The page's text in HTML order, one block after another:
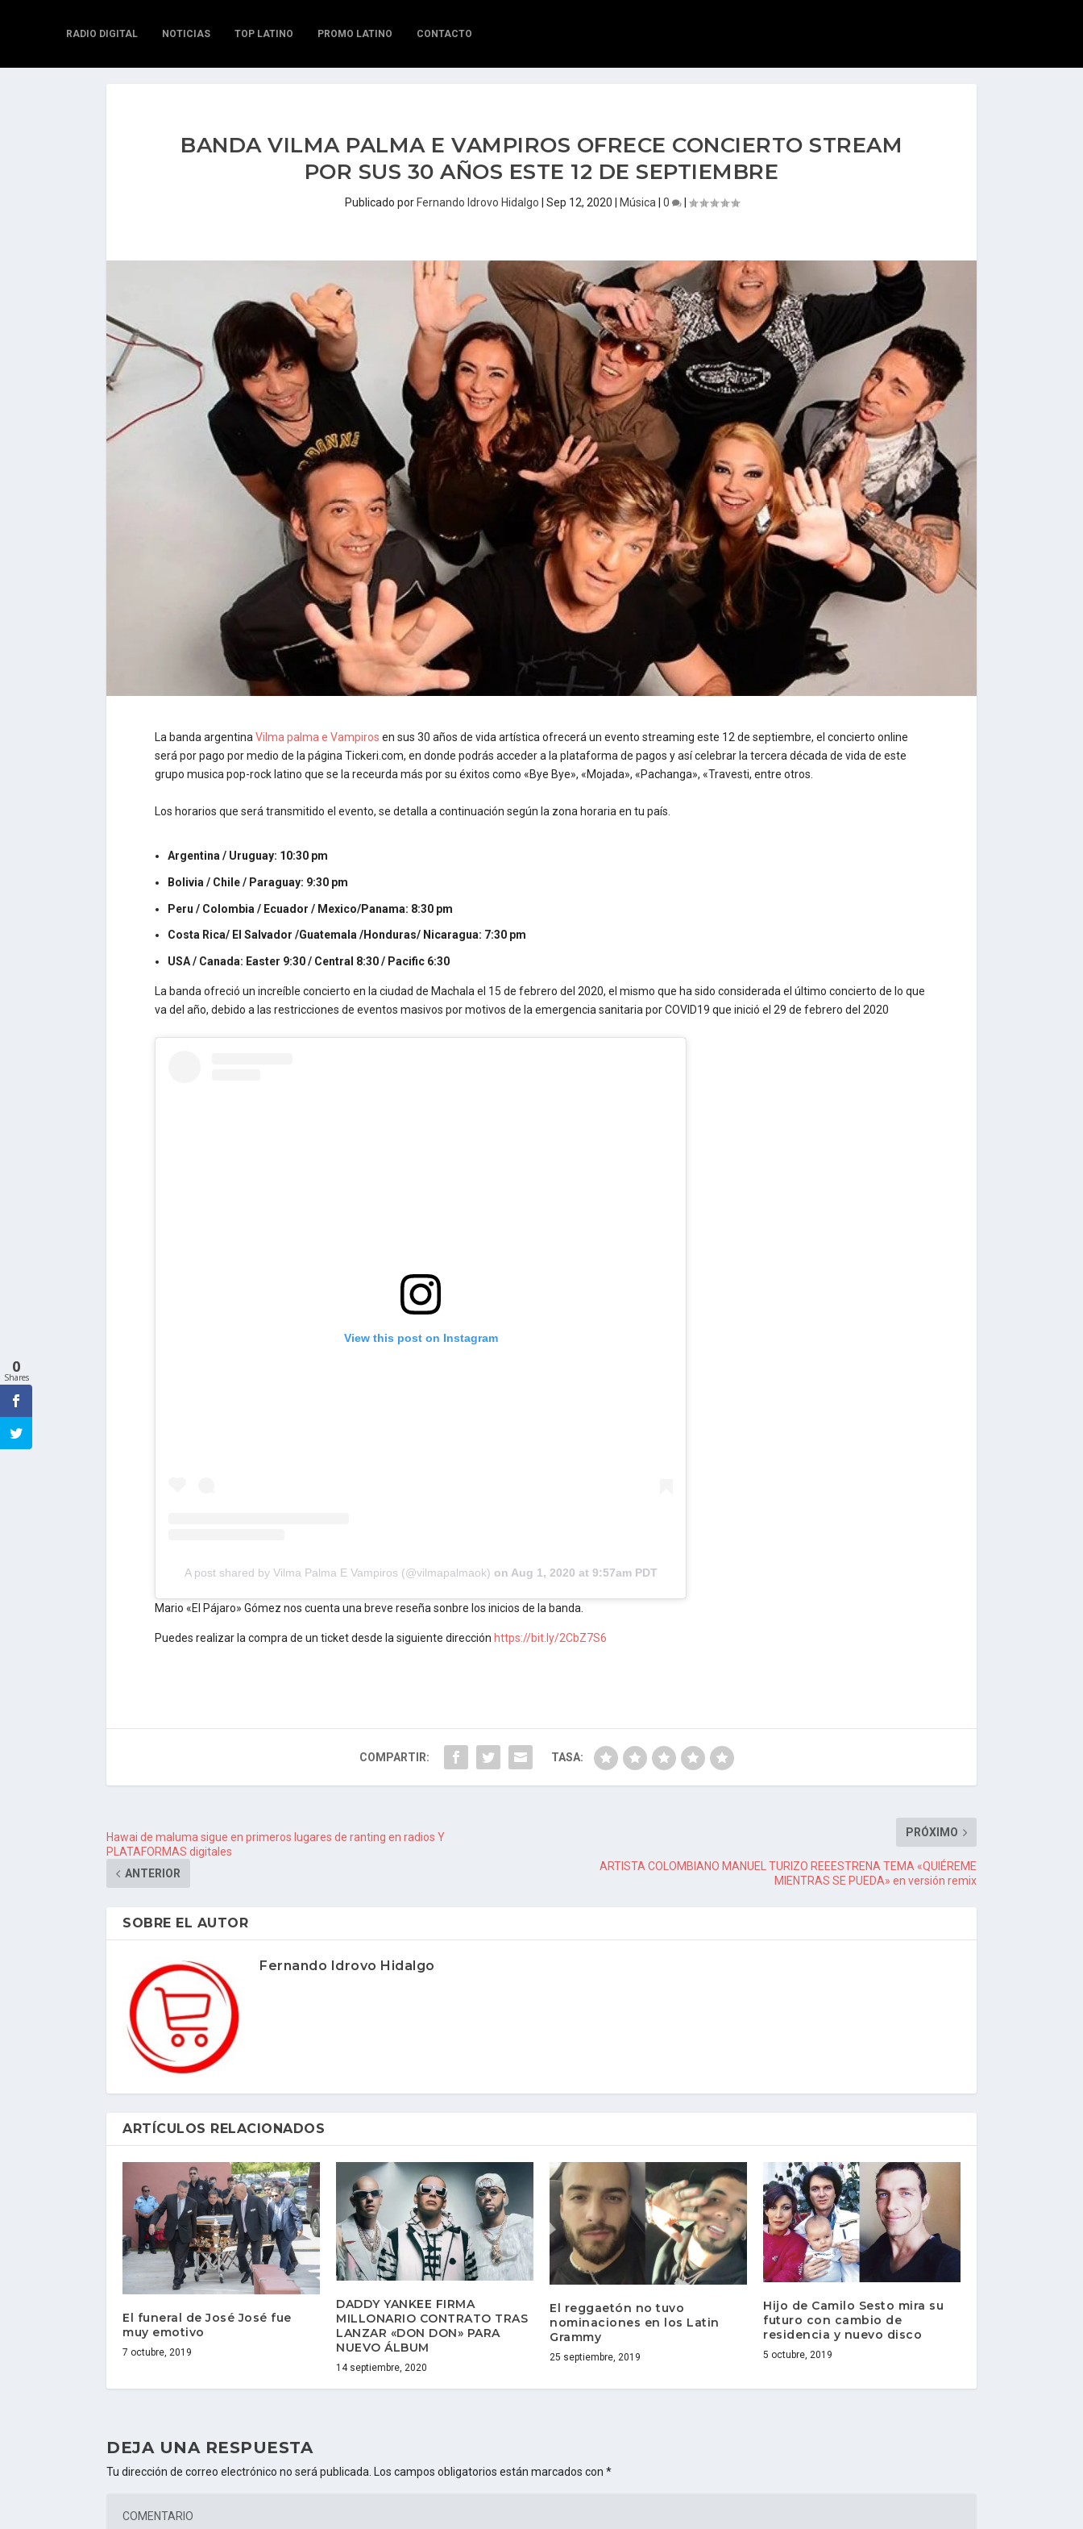
RADIO DIGITAL NOTICIAS TOP LATINO PROMO LATINO CONTACTO
BANDA VILMA PALMA E VAMPIROS OFRECE CONCIERTO STREAM
POR SUS 30 AÑOS ESTE 12 DE SEPTIEMBRE
Publicado por Fernando Idrovo Hidalgo Sep 12, 2020 Música| 0 |
La banda argentinaVilma palma e Vampiros en sus 30 años de vida artística ofrecerá un evento streaming este 12 de septiembre, el concierto online
será por pago por medio de la página Tickeri.com, en donde podrás acceder a la plataforma de pagos y así celebrar la tercera década de vida de este
grupo musica pop-rock latino que se la receurda más por su éxitos como «Bye Bye», «Mojada», «Pachanga», «Travesti, entre otros.
Los horarios que será transmitido el evento, se detalla a continuación según la zona horaria en tu país.
Argentina / Uruguay: 10:30 pm
Bolivia / Chile / Paraguay: 9:30 pm
Peru / Colombia / Ecuador / Mexico/Panama: 8:30 pm
Costa Rica/ El Salvador /Guatemala /Honduras/ Nicaragua: 7:30 pm
USA / Canada: Easter 9:30 / Central 8:30 / Pacific 6:30
La banda ofreció un increíble concierto en la ciudad de Machala el 15 de febrero del 2020, el mismo que ha sido considerada el último concierto de lo que
va del año, debido a las restricciones de eventos masivos por motivos de la emergencia sanitaria por COVID19 que inició el 29 de febrero del 2020
View this post on Instagram
A post shared by Vilma Palma E Vampiros (@vilmapalmaok) on Aug 1, 2020 at 9:57am PDT
Mario «El Pájaro» Gómez nos cuenta una breve reseña sonbre los inicios de la banda.
Puedes realizar la compra de un ticket desde la siguiente dirección https://bit.ly/2CbZ7S6
COMPARTIR: TASA:
Hawai de maluma sigue en primeros lugares de ranting en radios Y
PLATAFORMAS digitales
ANTERIOR
PRÓXIMO
ARTISTA COLOMBIANO MANUEL TURIZO REEESTRENA TEMA «QUIÉREME
MIENTRAS SE PUEDA» en versión remix
SOBRE EL AUTOR
Fernando Idrovo Hidalgo
ARTÍCULOS RELACIONADOS
El funeral de José José fue
muy emotivo
7 octubre, 2019
DADDY YANKEE FIRMA
MILLONARIO CONTRATO TRAS
LANZAR «DON DON» PARA
NUEVO ÁLBUM
14 septiembre, 2020
El reggaetón no tuvo
nominaciones en los Latin
Grammy
25 septiembre, 2019
Hijo de Camilo Sesto mira su
futuro con cambio de
residencia y nuevo disco
5 octubre, 2019
DEJA UNA RESPUESTA
Tu dirección de correo electrónico no será publicada. Los campos obligatorios están marcados con *
0
Shares